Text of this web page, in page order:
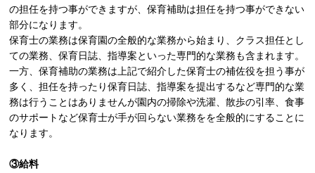
の担任を持つ事ができますが、保育補助は担任を持つ事ができない
部分になります。
保育士の業務は保育園の全般的な業務から始まり、クラス担任とし
ての業務、保育日誌、指導案といった専門的な業務も含まれます。
一方、保育補助の業務は上記で紹介した保育士の補佐役を担う事が
多く、担任を持ったり保育日誌、指導案を提出するなど専門的な業
務は行うことはありませんが園内の掃除や洗濯、散歩の引率、食事
のサポートなど保育士が手が回らない業務をを全般的にすることに
なります。
③給料